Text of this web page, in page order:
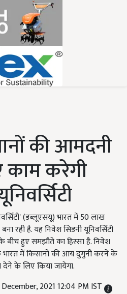
की आमदनी
करेगी
(डब्लूएसयू) भारत में 50 लाख
रही है. यह निवेश सिडनी यूनिवर्सिटी
के बीच हुए समझौते का हिस्सा है. निवेश
में किसानों की आय दुगुनी करने के
के लिए किया जायेगा.
2021 12:04 PM IST